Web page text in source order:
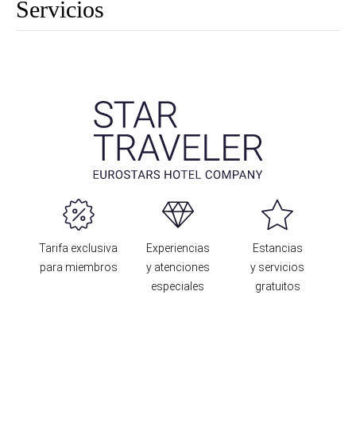
Servicios
Tarifa exclusiva
para miembros
Experiencias
y atenciones
especiales
Estancias
y servicios
gratuitos